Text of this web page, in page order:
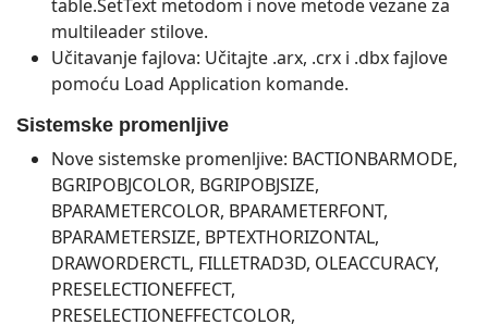
table.SetText metodom i nove metode vezane za
multileader stilove.
Učitavanje fajlova: Učitajte .arx, .crx i .dbx fajlove
pomoću Load Application komande.
Sistemske promenljive
Nove sistemske promenljive: BACTIONBARMODE,
BGRIPOBJCOLOR, BGRIPOBJSIZE,
BPARAMETERCOLOR, BPARAMETERFONT,
BPARAMETERSIZE, BPTEXTHORIZONTAL,
DRAWORDERCTL, FILLETRAD3D, OLEACCURACY,
PRESELECTIONEFFECT,
PRESELECTIONEFFECTCOLOR,